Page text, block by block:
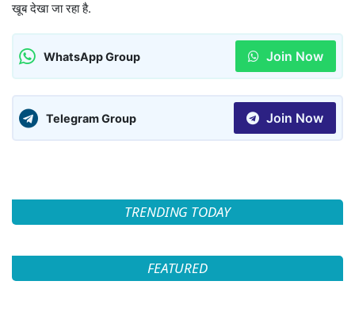
खूब देखा जा रहा है.
WhatsApp Group Join Now
Telegram Group Join Now
TRENDING TODAY
FEATURED